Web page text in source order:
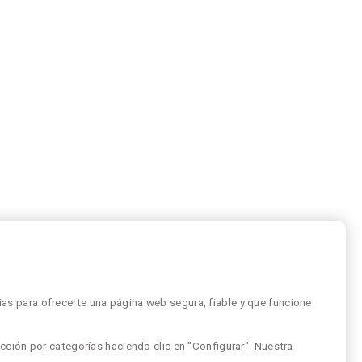
para ofrecerte una página web segura, fiable y que funcione
por categorías haciendo clic en "Configurar". Nuestra